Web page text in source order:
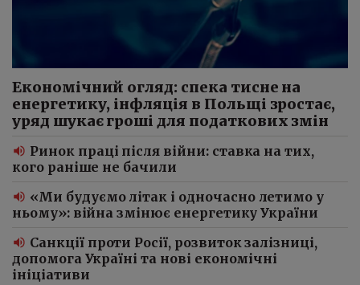
Економічний огляд: спека тисне на
енергетику, інфляція в Польщі зростає,
уряд шукає гроші для податкових змін
Ринок праці після війни: ставка на тих,
кого раніше не бачили
«Ми будуємо літак і одночасно летимо у
ньому»: війна змінює енергетику України
Санкції проти Росії, розвиток залізниці,
допомога Україні та нові економічні
ініціативи